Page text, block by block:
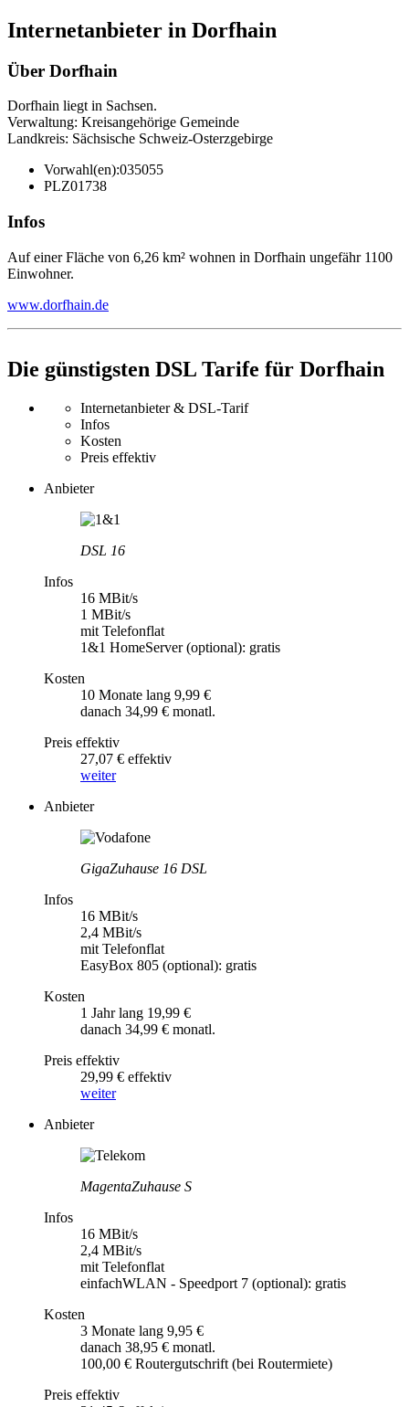
Internetanbieter in Dorfhain
Über Dorfhain
Dorfhain liegt in Sachsen.
Verwaltung: Kreisangehörige Gemeinde
Landkreis: Sächsische Schweiz-Osterzgebirge
Vorwahl(en):035055
PLZ01738
Infos
Auf einer Fläche von 6,26 km² wohnen in Dorfhain ungefähr 1100
Einwohner.
www.dorfhain.de
Die günstigsten DSL Tarife für Dorfhain
Internetanbieter & DSL-Tarif
Infos
Kosten
Preis effektiv
Anbieter
DSL 16
Infos
16 MBit/s
1 MBit/s
mit Telefonflat
1&1 HomeServer (optional): gratis
Kosten
10 Monate lang 9,99 €
danach 34,99 € monatl.
Preis effektiv
27,07 € effektiv
weiter
Anbieter
GigaZuhause 16 DSL
Infos
16 MBit/s
2,4 MBit/s
mit Telefonflat
EasyBox 805 (optional): gratis
Kosten
1 Jahr lang 19,99 €
danach 34,99 € monatl.
Preis effektiv
29,99 € effektiv
weiter
Anbieter
MagentaZuhause S
Infos
16 MBit/s
2,4 MBit/s
mit Telefonflat
einfachWLAN - Speedport 7 (optional): gratis
Kosten
3 Monate lang 9,95 €
danach 38,95 € monatl.
100,00 € Routergutschrift (bei Routermiete)
Preis effektiv